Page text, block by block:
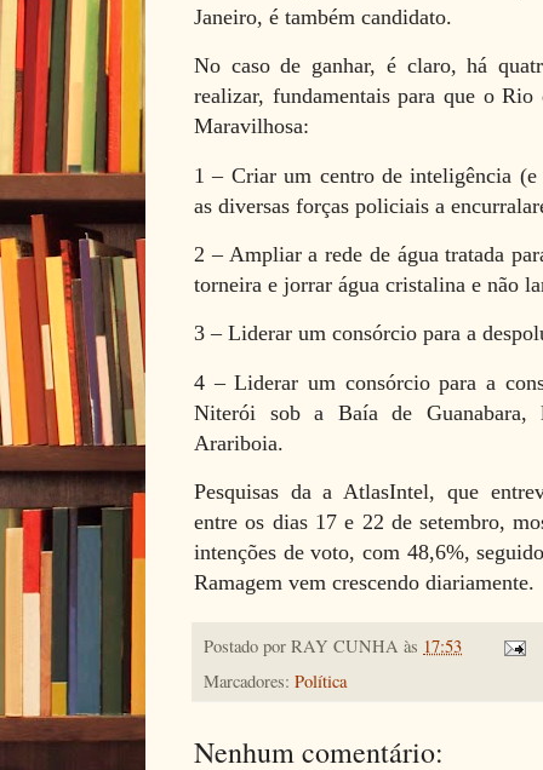
Janeiro, é também candidato.
No caso de ganhar, é claro, há
realizar, fundamentais para que o
Maravilhosa:
1 – Criar um centro de inteligência (e
as diversas forças policiais a
2 – Ampliar a rede de água tratada
torneira e jorrar água cristalina e não
3 – Liderar um consórcio para a
4 – Liderar um consórcio para a
Niterói sob a Baía de
Arariboia.
Pesquisas da a AtlasIntel, que
entre os dias 17 e 22 de setembro,
intenções de voto, com 48,6%,
Ramagem vem crescendo diariamente.
Postado por RAY CUNHA às 17:53
Marcadores: Política
Nenhum comentário: